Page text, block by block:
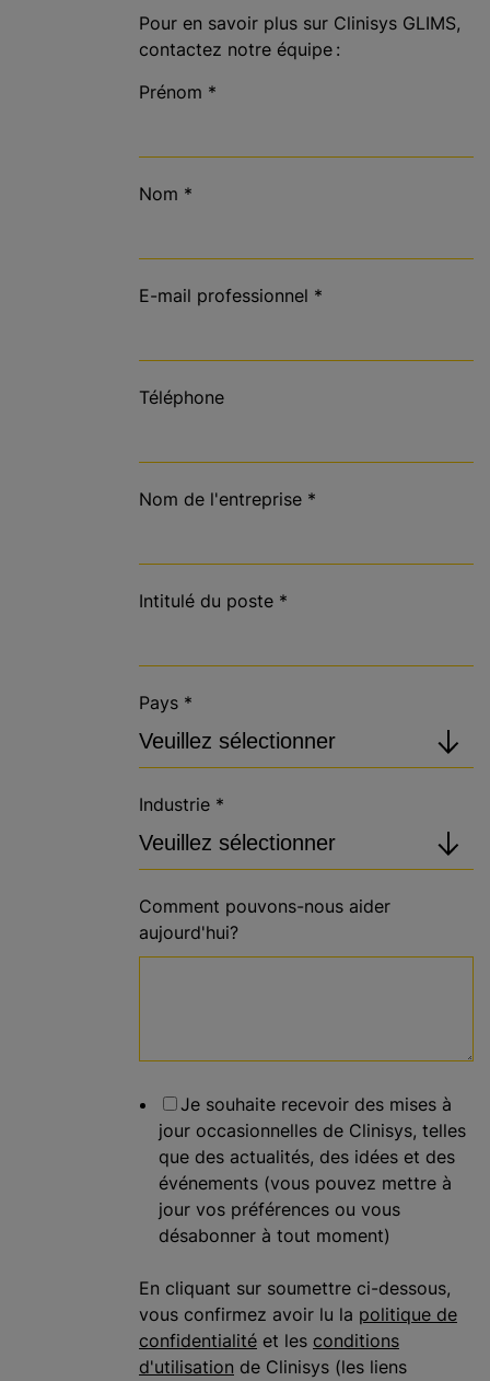
Pour en savoir plus sur Clinisys GLIMS,
contactez notre équipe :
Prénom *
Nom *
E-mail professionnel *
Téléphone
Nom de l'entreprise *
Intitulé du poste *
Pays *
Industrie *
Comment pouvons-nous aider
aujourd'hui?
Je souhaite recevoir des mises à
jour occasionnelles de Clinisys, telles
que des actualités, des idées et des
événements (vous pouvez mettre à
jour vos préférences ou vous
désabonner à tout moment)
En cliquant sur soumettre ci-dessous,
vous confirmez avoir lu la politique de
confidentialité et les conditions
d'utilisation de Clinisys (les liens